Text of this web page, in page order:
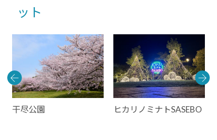
ット
干尽公園 ヒカリノミナトSASEBO